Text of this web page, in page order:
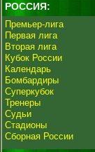
РОССИЯ:
Премьер-лига
Первая лига
Вторая лига
Кубок России
Календарь
Бомбардиры
Суперкубок
Тренеры
Судьи
Стадионы
Сборная России